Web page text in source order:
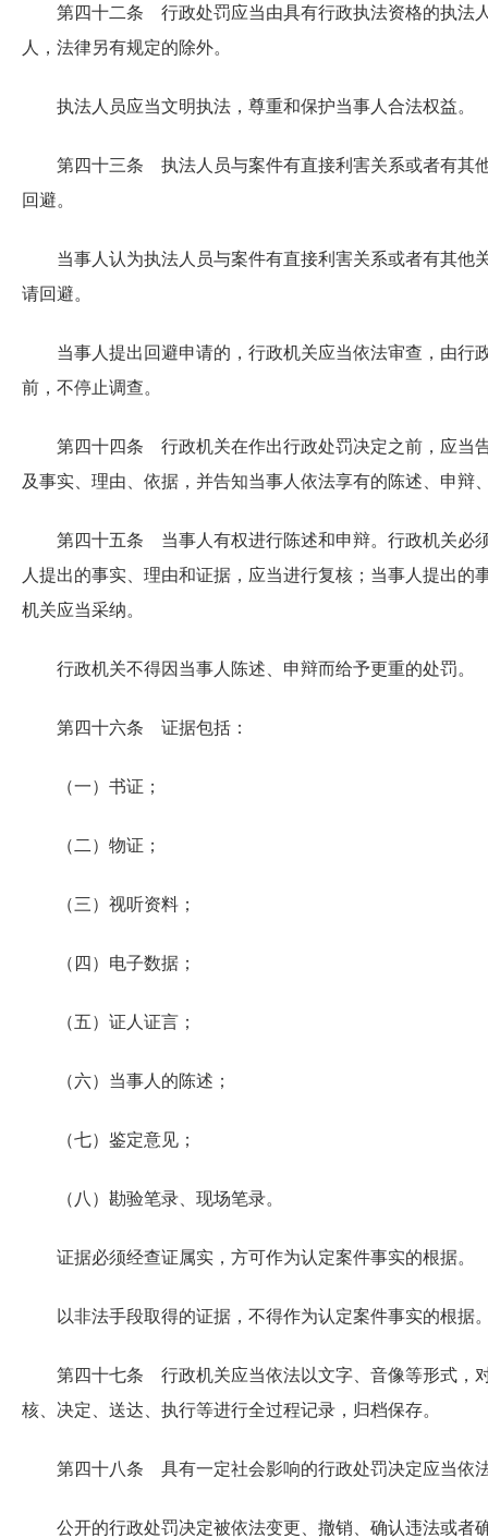
第四十二条 行政处罚应当由具有行政执法资格的执法
人，法律另有规定的除外。
执法人员应当文明执法，尊重和保护当事人合法权益。
第四十三条 执法人员与案件有直接利害关系或者有其
回避。
当事人认为执法人员与案件有直接利害关系或者有其他
请回避。
当事人提出回避申请的，行政机关应当依法审查，由行
前，不停止调查。
第四十四条 行政机关在作出行政处罚决定之前，应当
及事实、理由、依据，并告知当事人依法享有的陈述、申辩
第四十五条 当事人有权进行陈述和申辩。行政机关必
人提出的事实、理由和证据，应当进行复核；当事人提出的
机关应当采纳。
行政机关不得因当事人陈述、申辩而给予更重的处罚。
第四十六条 证据包括：
（一）书证；
（二）物证；
（三）视听资料；
（四）电子数据；
（五）证人证言；
（六）当事人的陈述；
（七）鉴定意见；
（八）勘验笔录、现场笔录。
证据必须经查证属实，方可作为认定案件事实的根据。
以非法手段取得的证据，不得作为认定案件事实的根据
第四十七条 行政机关应当依法以文字、音像等形式，
核、决定、送达、执行等进行全过程记录，归档保存。
第四十八条 具有一定社会影响的行政处罚决定应当依
公开的行政处罚决定被依法变更、撤销、确认违法或者